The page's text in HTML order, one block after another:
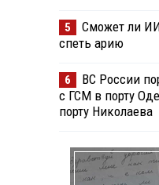
5
Сможет ли
спеть арию
6
ВС России
с ГСМ в порту
порту Николаева